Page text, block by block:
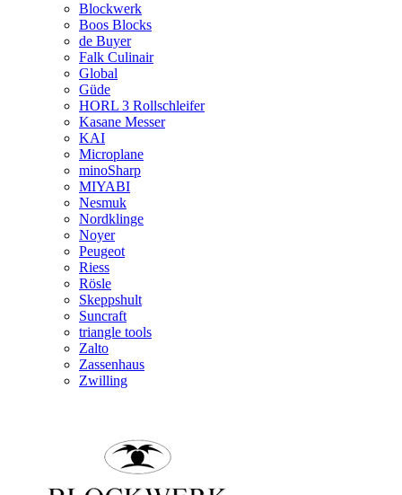
Blockwerk
Boos Blocks
de Buyer
Falk Culinair
Global
Güde
HORL 3 Rollschleifer
Kasane Messer
KAI
Microplane
minoSharp
MIYABI
Nesmuk
Nordklinge
Noyer
Peugeot
Riess
Rösle
Skeppshult
Suncraft
triangle tools
Zalto
Zassenhaus
Zwilling